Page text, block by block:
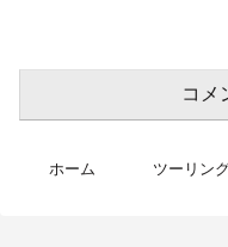
コメ
ホーム ツーリン